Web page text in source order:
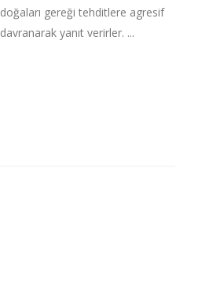
doğaları gereği tehditlere agresif
davranarak yanıt verirler. ...